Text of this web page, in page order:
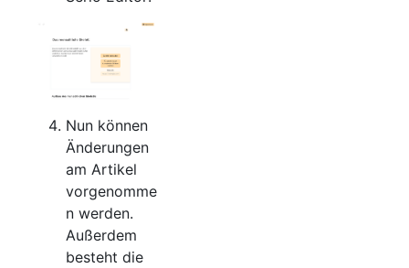
Nun können
Änderungen
am Artikel
vorgenomme
n werden.
Außerdem
besteht die